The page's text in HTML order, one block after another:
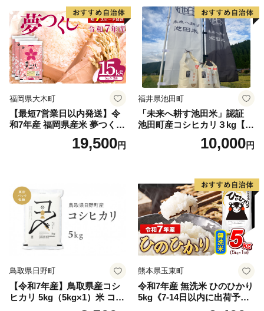
福岡県大木町
【最短7営業日以内発送】令
和7年産 福岡県産米 夢つくし
15kg 精米 ※北海道・沖縄・
19,500円
福井県池田町
「未来へ耕す池田米」認証
池田町産コシヒカリ３kg【お
1人様につき３セットまで】
10,000円
鳥取県日野町
【令和7年産】鳥取県産コシ
ヒカリ 5kg（5kg×1）米 コシ
ヒカリ こしひかり お米 白米
熊本県玉東町
令和7年産 無洗米 ひのひかり
5kg《7-14日以内に出荷予定
(土日祝除く)》コメ 米 無洗米